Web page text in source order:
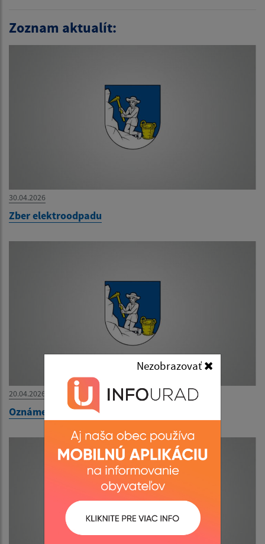
Nezobrazovať
Zoznam aktualít:
30.04.2026
Zber elektroodpadu
20.04.2026
Oznámenie o uložení zásielky